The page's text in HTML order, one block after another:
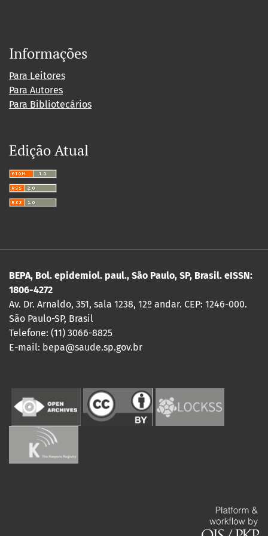
Informações
Para Leitores
Para Autores
Para Bibliotecários
Edição Atual
BEPA, Bol. epidemiol. paul., São Paulo, SP, Brasil. eISSN:
1806-4272
Av. Dr. Arnaldo, 351, sala 1238, 12º andar. CEP: 1246-000.
São Paulo-SP, Brasil
Telefone: (11) 3066-8825
E-mail: bepa@saude.sp.gov.br